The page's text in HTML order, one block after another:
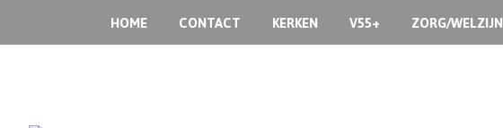
HOME CONTACT KERKEN V55+ ZORG/WELZIJN